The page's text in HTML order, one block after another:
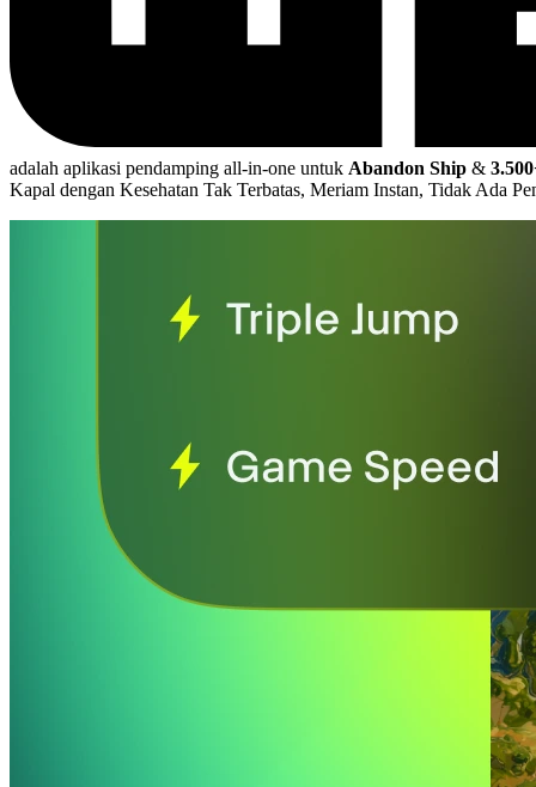
adalah aplikasi pendamping all-in-one untuk Abandon Ship &
Kapal dengan Kesehatan Tak Terbatas, Meriam Instan, Tidak Ada